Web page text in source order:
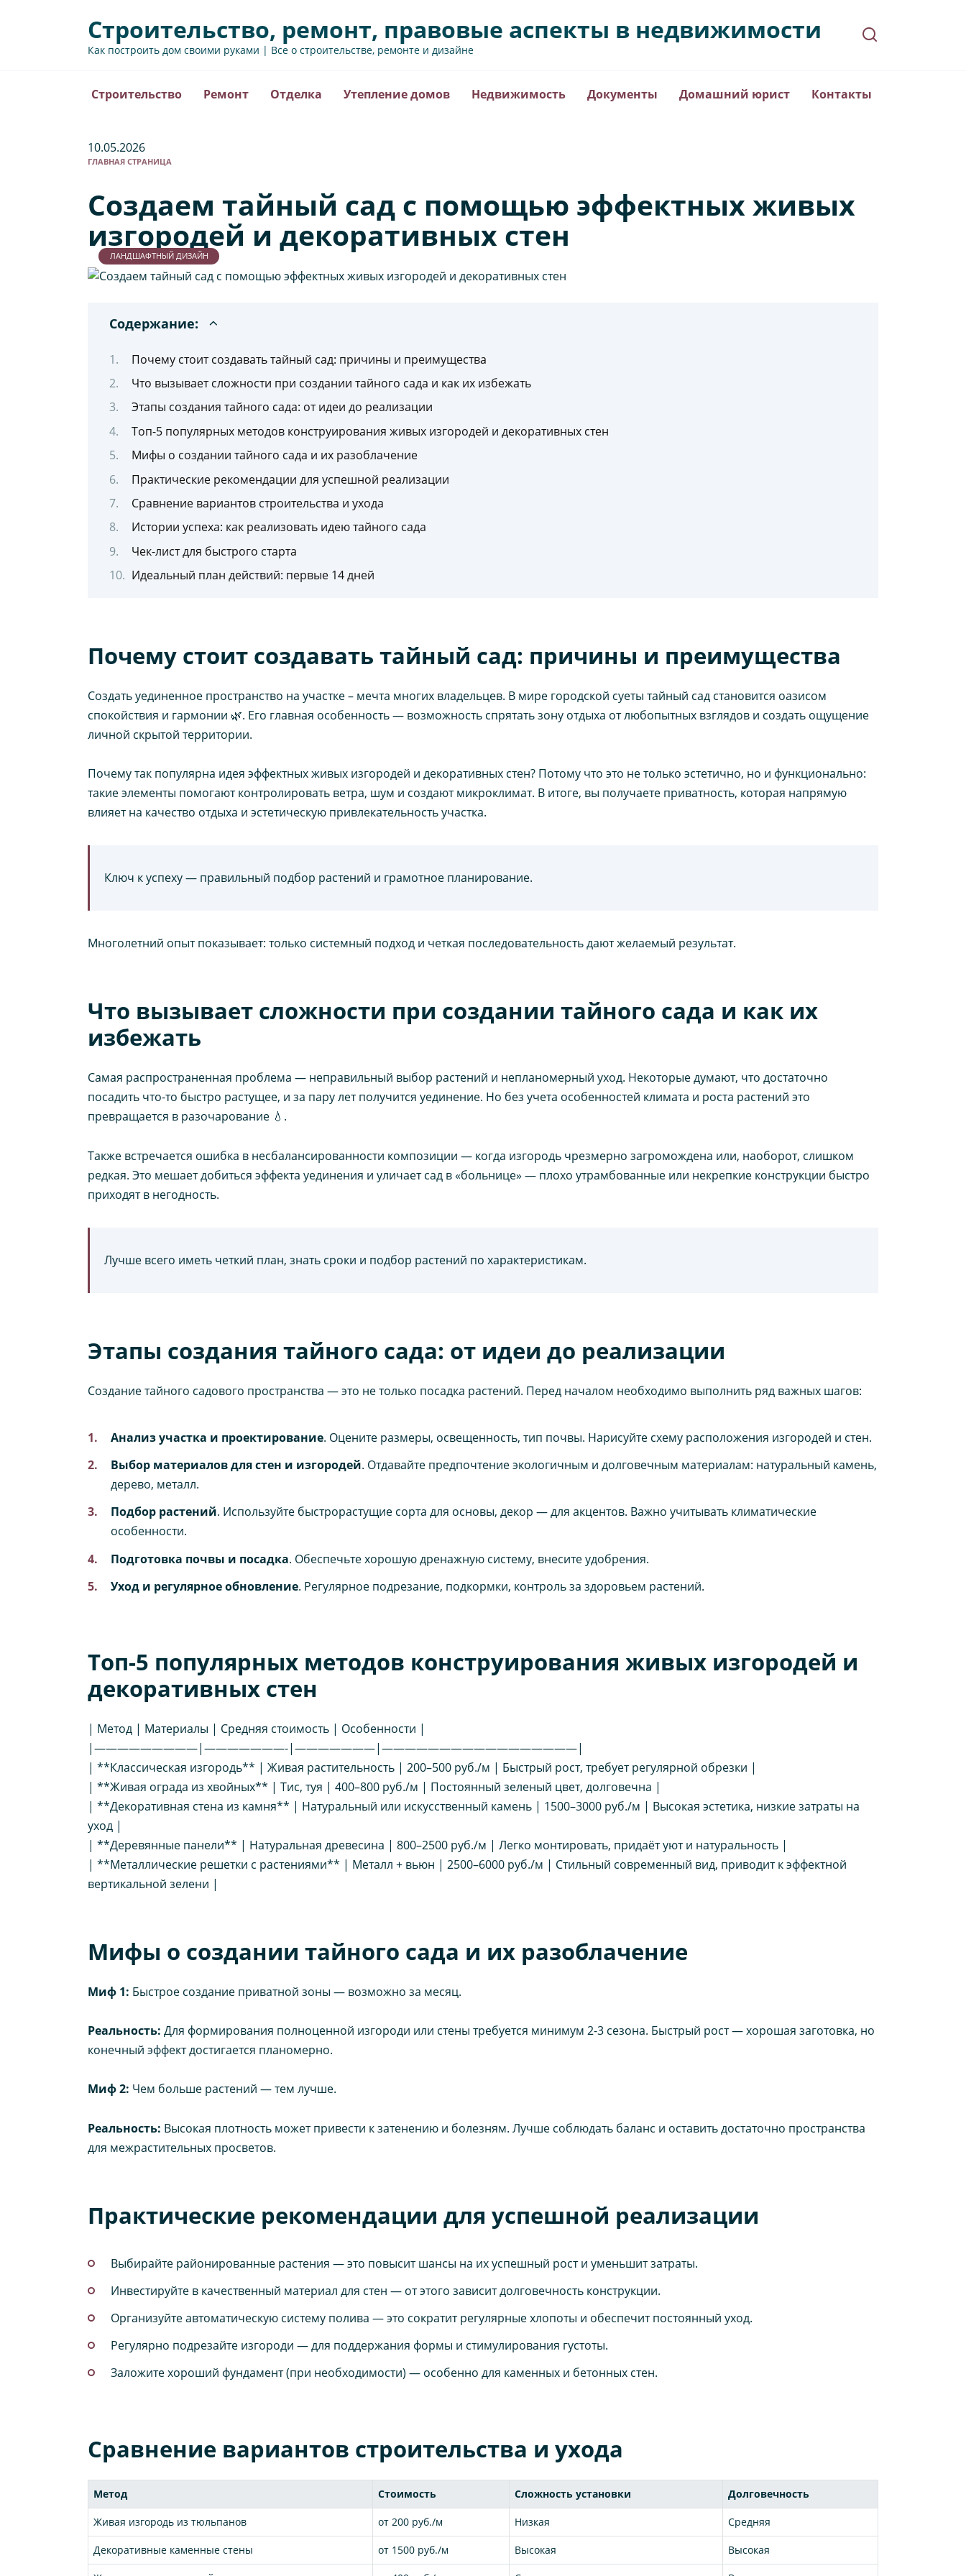
Строительство, ремонт, правовые аспекты в недвижимости
Как построить дом своими руками | Все о строительстве, ремонте и дизайне
Строительство Ремонт Отделка Утепление домов Недвижимость Документы Домашний юрист Контакты
10.05.2026
ГЛАВНАЯ СТРАНИЦА
Создаем тайный сад с помощью эффектных живых
изгородей и декоративных стен
ЛАНДШАФТНЫЙ ДИЗАЙН
Содержание:
Почему стоит создавать тайный сад: причины и преимущества
Что вызывает сложности при создании тайного сада и как их избежать
Этапы создания тайного сада: от идеи до реализации
Топ-5 популярных методов конструирования живых изгородей и декоративных стен
Мифы о создании тайного сада и их разоблачение
Практические рекомендации для успешной реализации
Сравнение вариантов строительства и ухода
Истории успеха: как реализовать идею тайного сада
Чек-лист для быстрого старта
Идеальный план действий: первые 14 дней
Почему стоит создавать тайный сад: причины и преимущества
Создать уединенное пространство на участке – мечта многих владельцев. В мире городской суеты тайный сад становится оазисом
спокойствия и гармонии 🌿. Его главная особенность — возможность спрятать зону отдыха от любопытных взглядов и создать ощущение
личной скрытой территории.
Почему так популярна идея эффектных живых изгородей и декоративных стен? Потому что это не только эстетично, но и функционально:
такие элементы помогают контролировать ветра, шум и создают микроклимат. В итоге, вы получаете приватность, которая напрямую
влияет на качество отдыха и эстетическую привлекательность участка.
Ключ к успеху — правильный подбор растений и грамотное планирование.
Многолетний опыт показывает: только системный подход и четкая последовательность дают желаемый результат.
Что вызывает сложности при создании тайного сада и как их
избежать
Самая распространенная проблема — неправильный выбор растений и непланомерный уход. Некоторые думают, что достаточно
посадить что-то быстро растущее, и за пару лет получится уединение. Но без учета особенностей климата и роста растений это
превращается в разочарование 💧.
Также встречается ошибка в несбалансированности композиции — когда изгородь чрезмерно загромождена или, наоборот, слишком
редкая. Это мешает добиться эффекта уединения и уличает сад в «больнице» — плохо утрамбованные или некрепкие конструкции быстро
приходят в негодность.
Лучше всего иметь четкий план, знать сроки и подбор растений по характеристикам.
Этапы создания тайного сада: от идеи до реализации
Создание тайного садового пространства — это не только посадка растений. Перед началом необходимо выполнить ряд важных шагов:
Анализ участка и проектирование. Оцените размеры, освещенность, тип почвы. Нарисуйте схему расположения изгородей и стен.
Выбор материалов для стен и изгородей. Отдавайте предпочтение экологичным и долговечным материалам: натуральный камень,
дерево, металл.
Подбор растений. Используйте быстрорастущие сорта для основы, декор — для акцентов. Важно учитывать климатические
особенности.
Подготовка почвы и посадка. Обеспечьте хорошую дренажную систему, внесите удобрения.
Уход и регулярное обновление. Регулярное подрезание, подкормки, контроль за здоровьем растений.
Топ-5 популярных методов конструирования живых изгородей и
декоративных стен
| Метод | Материалы | Средняя стоимость | Особенности |
|—————————|———————-|———————|—————————————————|
| **Классическая изгородь** | Живая растительность | 200–500 руб./м | Быстрый рост, требует регулярной обрезки |
| **Живая ограда из хвойных** | Тис, туя | 400–800 руб./м | Постоянный зеленый цвет, долговечна |
| **Декоративная стена из камня** | Натуральный или искусственный камень | 1500–3000 руб./м | Высокая эстетика, низкие затраты на
уход |
| **Деревянные панели** | Натуральная древесина | 800–2500 руб./м | Легко монтировать, придаёт уют и натуральность |
| **Металлические решетки с растениями** | Металл + вьюн | 2500–6000 руб./м | Стильный современный вид, приводит к эффектной
вертикальной зелени |
Мифы о создании тайного сада и их разоблачение
Миф 1: Быстрое создание приватной зоны — возможно за месяц.
Реальность: Для формирования полноценной изгороди или стены требуется минимум 2-3 сезона. Быстрый рост — хорошая заготовка, но
конечный эффект достигается планомерно.
Миф 2: Чем больше растений — тем лучше.
Реальность: Высокая плотность может привести к затенению и болезням. Лучше соблюдать баланс и оставить достаточно пространства
для межрастительных просветов.
Практические рекомендации для успешной реализации
Выбирайте районированные растения — это повысит шансы на их успешный рост и уменьшит затраты.
Инвестируйте в качественный материал для стен — от этого зависит долговечность конструкции.
Организуйте автоматическую систему полива — это сократит регулярные хлопоты и обеспечит постоянный уход.
Регулярно подрезайте изгороди — для поддержания формы и стимулирования густоты.
Заложите хороший фундамент (при необходимости) — особенно для каменных и бетонных стен.
Сравнение вариантов строительства и ухода
Метод Стоимость Сложность установки Долговечность
Живая изгородь из тюльпанов от 200 руб./м Низкая Средняя
Декоративные каменные стены от 1500 руб./м Высокая Высокая